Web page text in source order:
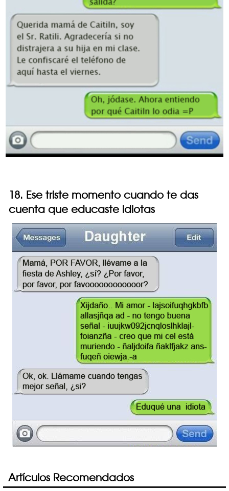
18. Ese triste momento cuando te das
cuenta que educaste idiotas
Artículos Recomendados